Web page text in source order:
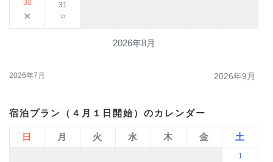
2026年8月
30
×
31
○
2026年7月 2026年9月
宿泊プラン（４月１日開始）のカレンダー
日 月 火 水 木 金 土
1